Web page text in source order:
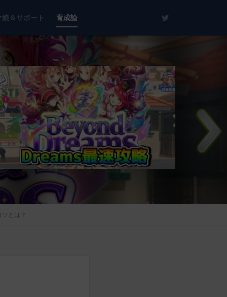
娘＆サポート 育成論
とは？